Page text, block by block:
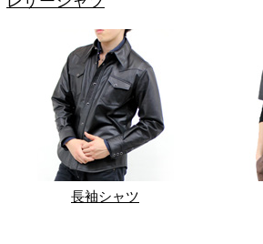
長袖シャツ